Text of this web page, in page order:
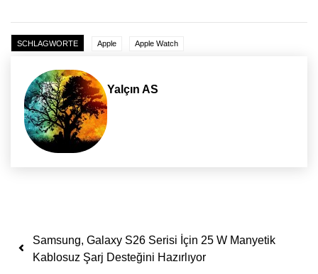
SCHLAGWORTE Apple Apple Watch
Yalçın AS
Yazı dolaşımı
Samsung, Galaxy S26 Serisi İçin 25 W Manyetik
Kablosuz Şarj Desteğini Hazırlıyor